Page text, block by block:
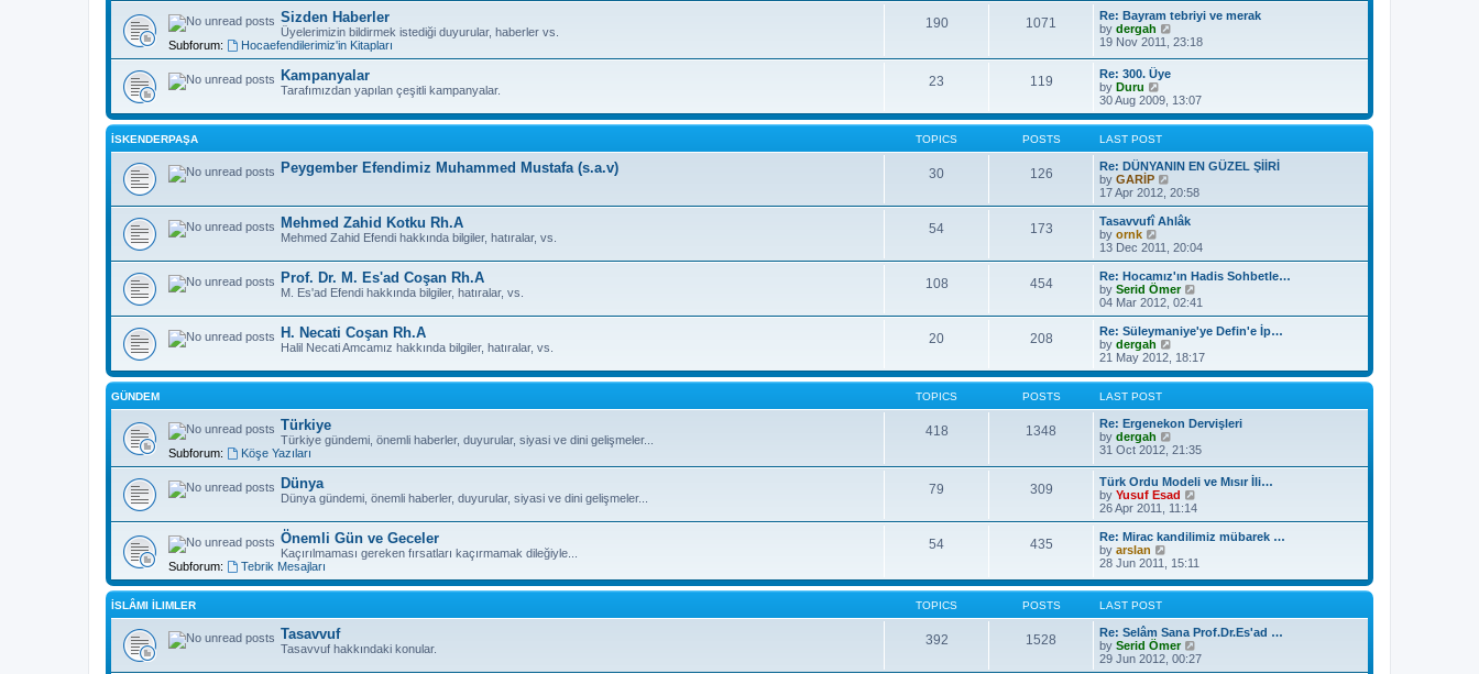
w
t
h
e
l
e
s
t
o
s
Sizden Haberler
Üyelerimizin bildirmek istediği duyurular, haberler vs.
Subforum:
Hocaefendilerimiz'in Kitapları
190 1071
Re: Bayram tebriyi ve merak
by dergah
i
h
e
l
e
s
t
p
o
s
19 Nov 2011, 23:18
Kampanyalar
Tarafımızdan yapılan çeşitli kampanyalar.
23 119
Re: 300. Üye
by Duru
i
e
w
t
h
e
l
a
t
e
t
s
t
30 Aug 2009, 13:07
İSKENDERPAŞA TOPICS POSTS LAST POST
Peygember Efendimiz Muhammed Mustafa (s.a.v) 30 126
Re: DÜNYANIN EN GÜZEL ŞİİRİ
by GARİP
i
e
w
h
a
t
e
t
p
o
s
17 Apr 2012, 20:58
Mehmed Zahid Kotku Rh.A
Mehmed Zahid Efendi hakkında bilgiler, hatıralar, vs.
54 173
Tasavvufî Ahlâk
by ornk
i
e
w
t
h
a
t
e
s
t
p
o
s
t
13 Dec 2011, 20:04
Prof. Dr. M. Es'ad Coşan Rh.A
M. Es'ad Efendi hakkında bilgiler, hatıralar, vs.
108 454
Re: Hocamız'ın Hadis Sohbetle…
by Serid Ömer
i
e
w
t
h
l
t
e
t
o
s
04 Mar 2012, 02:41
H. Necati Coşan Rh.A
Halil Necati Amcamız hakkında bilgiler, hatıralar, vs.
20 208
Re: Süleymaniye'ye Defin'e İp…
by dergah
e
w
h
e
a
s
t
p
o
s
21 May 2012, 18:17
GÜNDEM TOPICS POSTS LAST POST
Türkiye
Türkiye gündemi, önemli haberler, duyurular, siyasi ve dini gelişmeler...
Subforum:
Köşe Yazıları
418 1348
Re: Ergenekon Dervişleri
by dergah
i
t
h
e
l
a
e
s
t
o
s
t
31 Oct 2012, 21:35
Dünya
Dünya gündemi, önemli haberler, duyurular, siyasi ve dini gelişmeler...
79 309
Türk Ordu Modeli ve Mısır İli…
by Yusuf Esad
i
e
w
h
l
e
s
t
p
26 Apr 2011, 11:14
Önemli Gün ve Geceler
Kaçırılmaması gereken fırsatları kaçırmamak dileğiyle...
Subforum:
Tebrik Mesajları
54 435
Re: Mirac kandilimiz mübarek …
by arslan
w
e
l
a
t
28 Jun 2011, 15:11
İSLÂMI İLIMLER TOPICS POSTS LAST POST
Tasavvuf
Tasavvuf hakkındaki konular.
392 1528
Re: Selâm Sana Prof.Dr.Es'ad …
by Serid Ömer
i
e
29 Jun 2012, 00:27